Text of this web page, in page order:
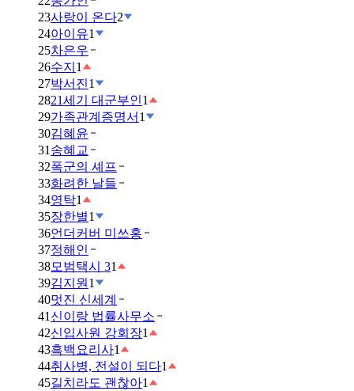
23사랑이 온다2
24아이유1
25차은우
26수지 1
27박서진1
2821세기 대군부인1
29가족관계증명서 1
30김혜윤
31 송혜교
32폭군의 셰프
33화려한 날들
34영탁1
35장한별1
36언더커버 미쓰홍
37정해인
38모범택시 31
39김지원 1
40멋진 신세계
41 신이랑 법률사무소
42신입사원 강회장1
43흑백요리사1
44취사병, 전설이 되다1
45길치라도 괜찮아1